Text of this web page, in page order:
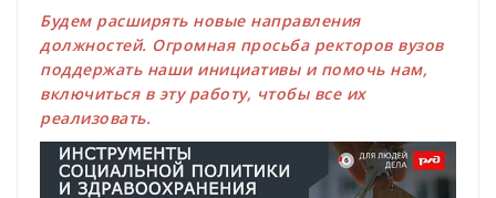
Будем расширять новые направления
должностей. Огромная просьба ректоров вузов
поддержать наши инициативы и помочь нам,
включиться в эту работу, чтобы все их
реализовать.